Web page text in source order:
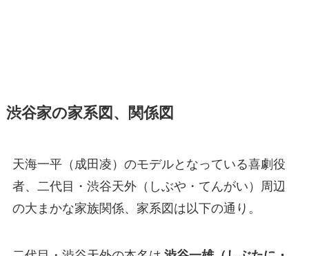
渋谷家の家系図、関係図
天海一平（成田凌）のモデルとなっている喜劇役
者、二代目・渋谷天外（しぶや・てんがい）周辺
の大まかな家族関係、家系図は以下の通り。